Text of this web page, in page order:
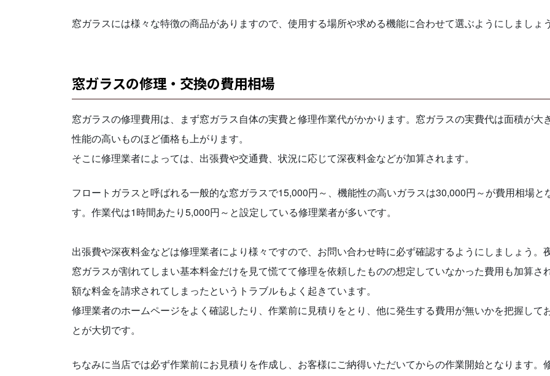
窓ガラスには様々な特徴の商品がありますので、使用する場所や求める機能に合わせて選ぶようにしましょう
窓ガラスの修理・交換の費用相場
窓ガラスの修理費用は、まず窓ガラス自体の実費と修理作業代がかかります。窓ガラスの実費代は面積が大き
性能の高いものほど価格も上がります。
そこに修理業者によっては、出張費や交通費、状況に応じて深夜料金などが加算されます。
フロートガラスと呼ばれる一般的な窓ガラスで15,000円～、機能性の高いガラスは30,000円～が費用相場と
す。作業代は1時間あたり5,000円～と設定している修理業者が多いです。
出張費や深夜料金などは修理業者により様々ですので、お問い合わせ時に必ず確認するようにしましょう。
窓ガラスが割れてしまい基本料金だけを見て慌てて修理を依頼したものの想定していなかった費用も加算さ
額な料金を請求されてしまったというトラブルもよく起きています。
修理業者のホームページをよく確認したり、作業前に見積りをとり、他に発生する費用が無いかを把握して
とが大切です。
ちなみに当店では必ず作業前にお見積りを作成し、お客様にご納得いただいてからの作業開始となります。